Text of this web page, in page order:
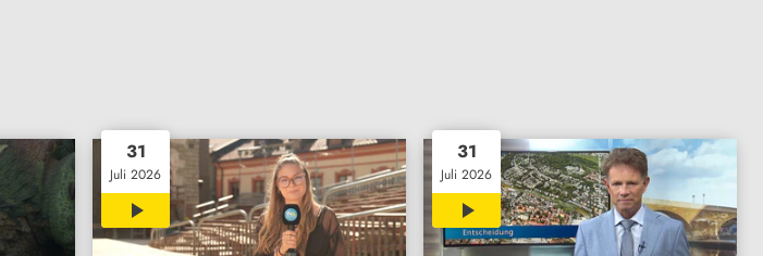
31
Juli 2026
14:13
31
Juli 2026
30:53